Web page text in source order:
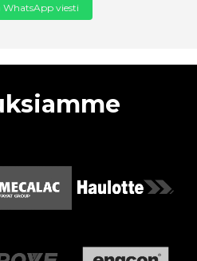
WhatsApp viesti